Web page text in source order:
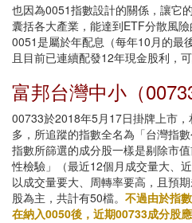
也因為0051指數設計的關係，讓它
囊括各大產業，能達到ETF分散風
0051是屬於年配息（每年10月的最
且目前已連續配發12年現金股利，可
富邦台灣中小（
00733於2018年5月17日掛牌上市
多，所追蹤的指數全名為「台灣指
指數所篩選的成分股一樣是剔除市
性檢驗」（最近12個月成交量大、
以成交量要大、周轉率要高，且預
股為主，共計有50檔。 不過由於指
在納入0050後，近期00733成分股應